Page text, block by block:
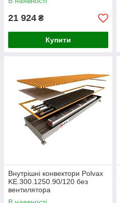
21 924 ₴
Купити
Внутрішні конвектори Polvax
KE.300.1250.90/120 без
вентилятора